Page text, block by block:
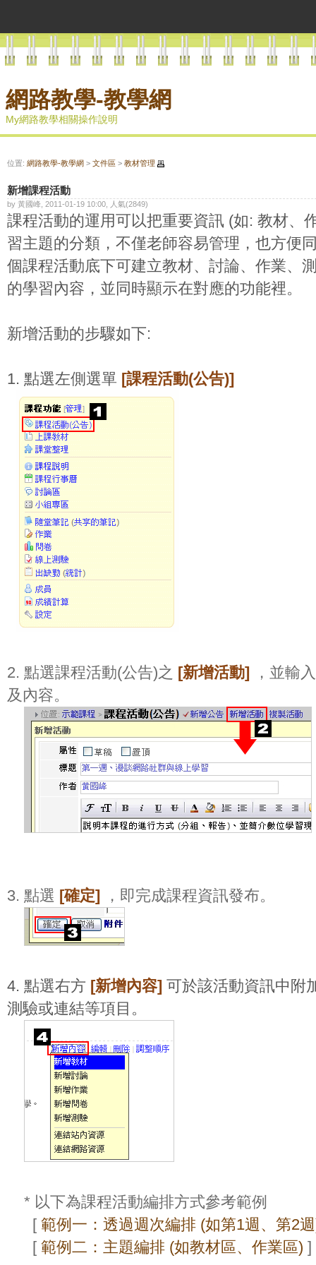
網路教學-教學網
My網路教學相關操作說明
位置: 網路教學-教學網 > 文件區 > 教材管理
新增課程活動
by 黃國峰, 2011-01-19 10:00, 人氣(2849)
課程活動的運用可以把重要資訊 (如: 教材、
習主題的分類，不僅老師容易管理，也方便
個課程活動底下可建立教材、討論、作業、
的學習內容，並同時顯示在對應的功能裡。
新增活動的步驟如下:
1. 點選左側選單 [課程活動(公告)]
2. 點選課程活動(公告)之 [新增活動]
，並輸
及內容。
3. 點選 [確定] ，即完成課程資訊發布。
4. 點選右方 [新增內容] 可於該活動資訊中附
測驗或連結等項目。
* 以下為課程活動編排方式參考範例
[ 範例一：透過週次編排 (如第1週、第2
[ 範例二：主題編排 (如教材區、作業區) ]